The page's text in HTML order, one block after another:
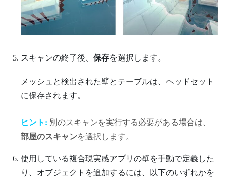
スキャンの終了後、 保存を選択します。
メッシュと検出された壁とテーブルは、ヘッドセット
に保存されます。
ヒント: 別のスキャンを実行する必要がある場合は、
部屋のスキャンを選択します。
使用している複合現実感アプリの壁を手動で定義した
り、オブジェクトを追加するには、以下のいずれかを